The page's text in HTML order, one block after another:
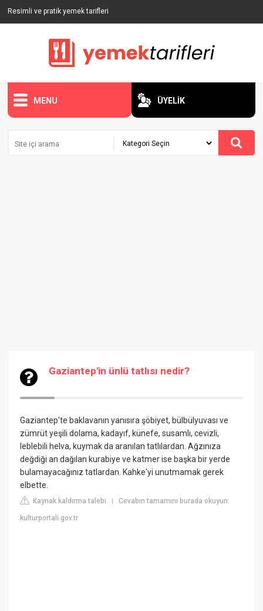
Resimli ve pratik yemek tarifleri
MENU ÜYELİK
Gaziantep'in ünlü tatlısı nedir?
Gaziantep'te baklavanın yanısıra şöbiyet, bülbülyuvası ve
zümrüt yeşili dolama, kadayıf, künefe, susamlı, cevizli,
leblebili helva, kuymak da aranılan tatlılardan. Ağzınıza
değdiği an dağılan kurabiye ve katmer ise başka bir yerde
bulamayacağınız tatlardan. Kahke'yi unutmamak gerek
elbette.
Kaynak kaldırma talebi |Cevabın tamamını burada okuyun:
kulturportali.gov.tr